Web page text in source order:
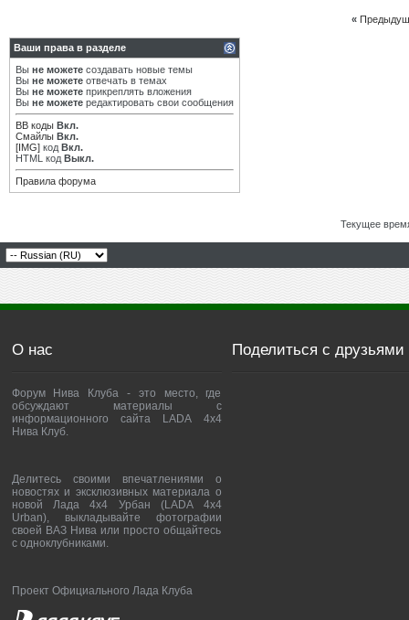
«
Ваши права в разделе
Вы не можете создавать новые темы
Вы не можете отвечать в темах
Вы не можете прикреплять вложения
Вы не можете редактировать свои сообщения
BB коды Вкл.
Смайлы Вкл.
[IMG] код Вкл.
HTML код Выкл.
Правила форума
Текущее
О нас
Форум Нива Клуба - это место, где
обсуждают материалы с
информационного сайта LADA 4x4
Нива Клуб.
Делитесь своими впечатлениями о
новостях и эксклюзивных материала о
новой Лада 4х4 Урбан (LADA 4x4
Urban), выкладывайте фотографии
своей ВАЗ Нива или просто общайтесь
с одноклубниками.
Проект Официального Лада Клуба
Поделиться с друзьями